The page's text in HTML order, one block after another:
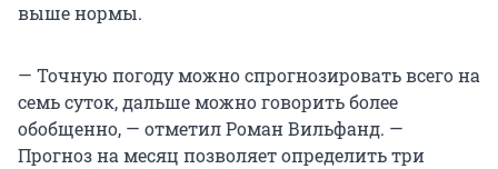
выше нормы.
— Точную погоду можно спрогнозировать всего на
семь суток, дальше можно говорить более
обобщенно, — отметил Роман Вильфанд. —
Прогноз на месяц позволяет определить три